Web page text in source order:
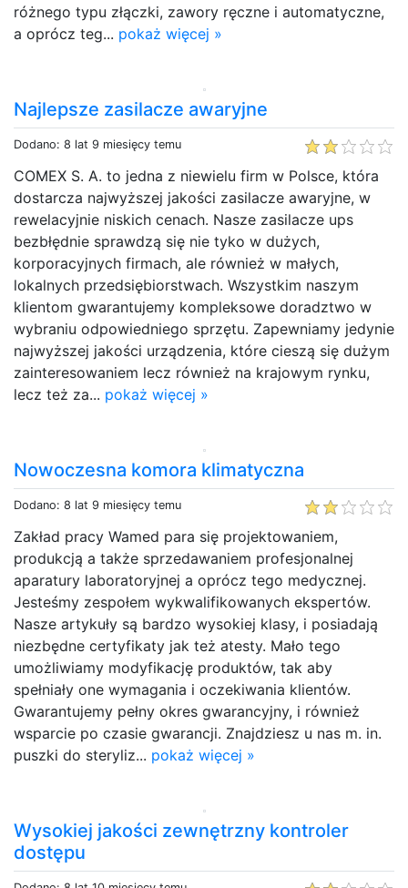
różnego typu złączki, zawory ręczne i automatyczne,
a oprócz teg... pokaż więcej »
Najlepsze zasilacze awaryjne
Dodano: 8 lat 9 miesięcy temu
COMEX S. A. to jedna z niewielu firm w Polsce, która
dostarcza najwyższej jakości zasilacze awaryjne, w
rewelacyjnie niskich cenach. Nasze zasilacze ups
bezbłędnie sprawdzą się nie tyko w dużych,
korporacyjnych firmach, ale również w małych,
lokalnych przedsiębiorstwach. Wszystkim naszym
klientom gwarantujemy kompleksowe doradztwo w
wybraniu odpowiedniego sprzętu. Zapewniamy jedynie
najwyższej jakości urządzenia, które cieszą się dużym
zainteresowaniem lecz również na krajowym rynku,
lecz też za... pokaż więcej »
Nowoczesna komora klimatyczna
Dodano: 8 lat 9 miesięcy temu
Zakład pracy Wamed para się projektowaniem,
produkcją a także sprzedawaniem profesjonalnej
aparatury laboratoryjnej a oprócz tego medycznej.
Jesteśmy zespołem wykwalifikowanych ekspertów.
Nasze artykuły są bardzo wysokiej klasy, i posiadają
niezbędne certyfikaty jak też atesty. Mało tego
umożliwiamy modyfikację produktów, tak aby
spełniały one wymagania i oczekiwania klientów.
Gwarantujemy pełny okres gwarancyjny, i również
wsparcie po czasie gwarancji. Znajdziesz u nas m. in.
puszki do steryliz... pokaż więcej »
Wysokiej jakości zewnętrzny kontroler
dostępu